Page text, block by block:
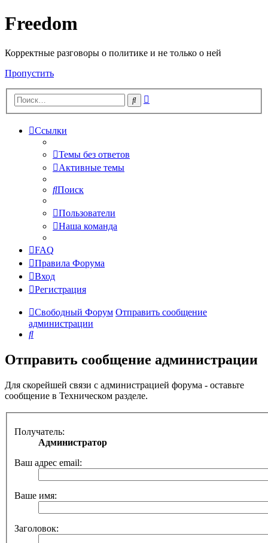
Freedom
Корректные разговоры о политике и не только о ней
Пропустить
Поиск
Ссылки
Темы без ответов
Активные темы
Поиск
Пользователи
Наша команда
FAQ
Правила Форума
Вход
Регистрация
Свободный Форум Отправить сообщение
администрации
Поиск
Отправить сообщение администрации
Для скорейшей связи с администрацией форума - оставьте
сообщение в Техническом разделе.
Получатель:
Администратор
Ваш адрес email:
Ваше имя:
Заголовок: